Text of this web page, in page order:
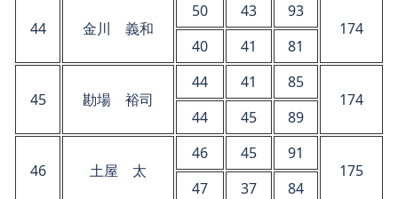
44 金川 義和
50 43
93
174
40
41 81
45 勘場 裕司
44 41
85
174
44
45 89
46 土屋 太
46 45
91
175
47
37 84